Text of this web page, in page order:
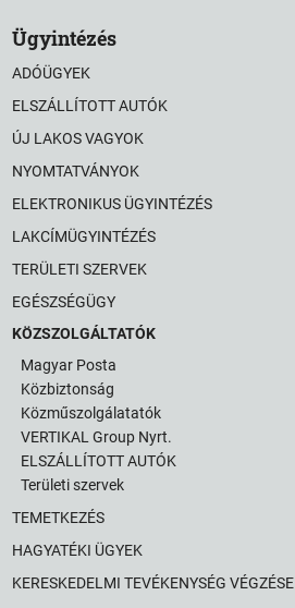
Ügyintézés
ADÓÜGYEK
ELSZÁLLÍTOTT AUTÓK
ÚJ LAKOS VAGYOK
NYOMTATVÁNYOK
ELEKTRONIKUS ÜGYINTÉZÉS
LAKCÍMÜGYINTÉZÉS
TERÜLETI SZERVEK
EGÉSZSÉGÜGY
KÖZSZOLGÁLTATÓK
Magyar Posta
Közbiztonság
Közműszolgálatatók
VERTIKAL Group Nyrt.
ELSZÁLLÍTOTT AUTÓK
Területi szervek
TEMETKEZÉS
HAGYATÉKI ÜGYEK
KERESKEDELMI TEVÉKENYSÉG VÉGZÉSE